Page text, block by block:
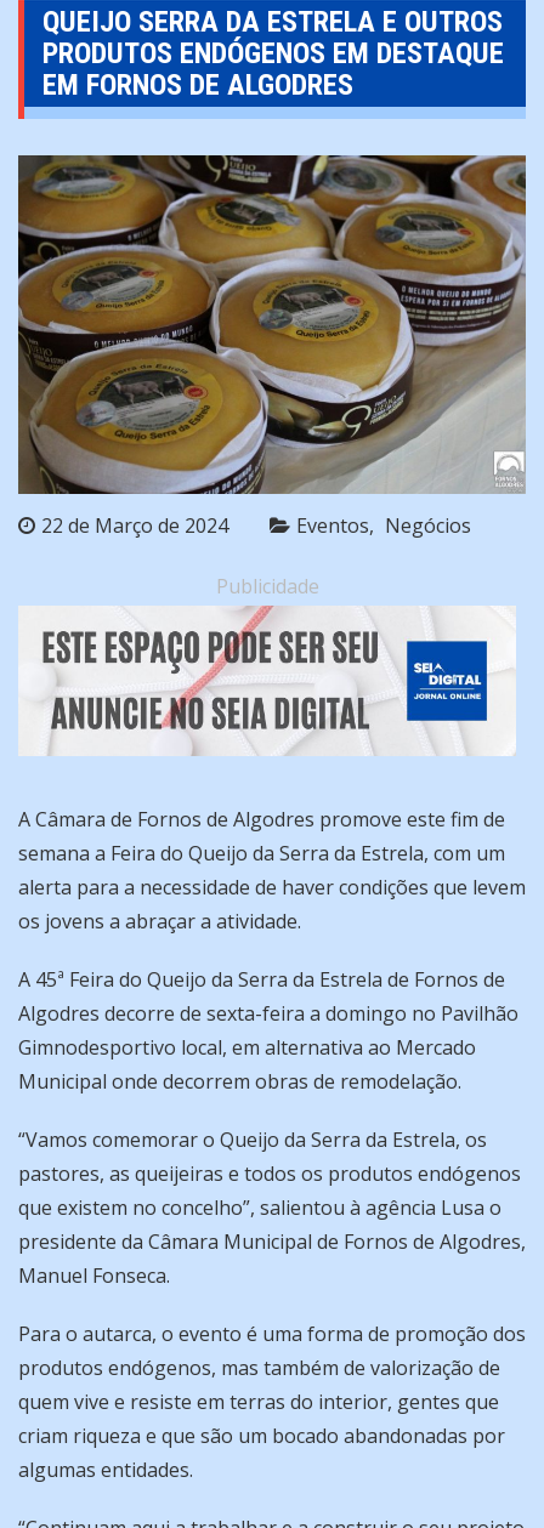
QUEIJO SERRA DA ESTRELA E OUTROS
PRODUTOS ENDÓGENOS EM DESTAQUE
EM FORNOS DE ALGODRES
22 de Março de 2024 Eventos Negócios
Publicidade
A Câmara de Fornos de Algodres promove este fim de
semana a Feira do Queijo da Serra da Estrela, com um
alerta para a necessidade de haver condições que levem
os jovens a abraçar a atividade.
A 45ª Feira do Queijo da Serra da Estrela de Fornos de
Algodres decorre de sexta-feira a domingo no Pavilhão
Gimnodesportivo local, em alternativa ao Mercado
Municipal onde decorrem obras de remodelação.
“Vamos comemorar o Queijo da Serra da Estrela, os
pastores, as queijeiras e todos os produtos endógenos
que existem no concelho”, salientou à agência Lusa o
presidente da Câmara Municipal de Fornos de Algodres,
Manuel Fonseca.
Para o autarca, o evento é uma forma de promoção dos
produtos endógenos, mas também de valorização de
quem vive e resiste em terras do interior, gentes que
criam riqueza e que são um bocado abandonadas por
algumas entidades.